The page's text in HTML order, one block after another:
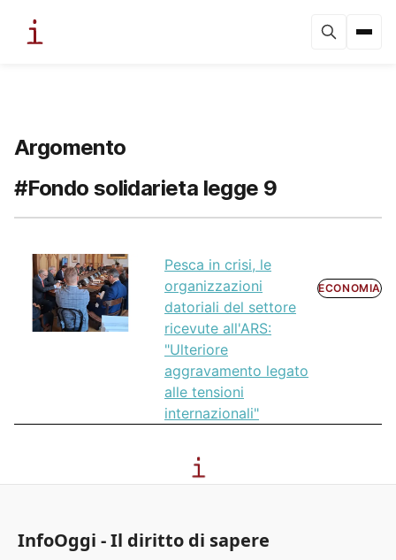
Argomento
#Fondo solidarieta legge 9
Pesca in crisi, le
organizzazioni
datoriali del settore
ricevute all'ARS:
"Ulteriore
aggravamento legato
alle tensioni
internazionali"
ECONOMIA
InfoOggi - Il diritto di sapere